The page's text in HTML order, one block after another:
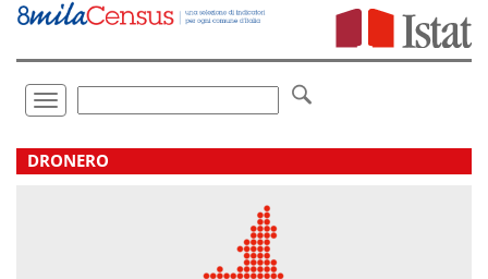
Vai
direttamente
Toggle
navigation
.
DRONERO